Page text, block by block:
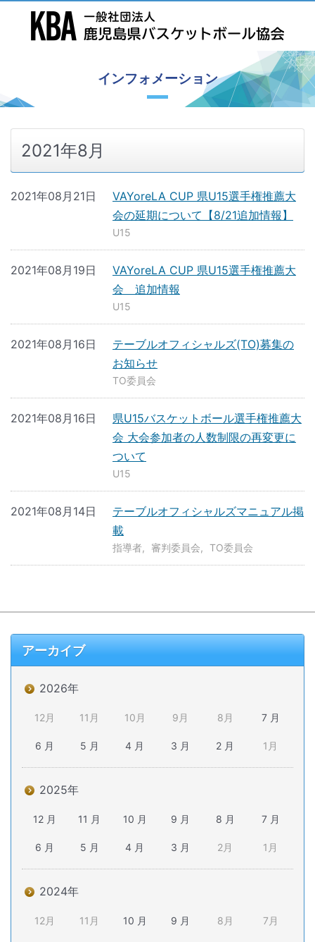
インフォメーション
2021年8月
VAYoreLA CUP 県U15選手権推薦大
会の延期について【8/21追加情報】
2021年08月21日
U15
VAYoreLA CUP 県U15選手権推薦大
会 追加情報
2021年08月19日
U15
テーブルオフィシャルズ(TO)募集の
お知らせ
2021年08月16日
TO委員会
県U15バスケットボール選手権推薦大
会 大会参加者の人数制限の再変更に
ついて
2021年08月16日
U15
テーブルオフィシャルズマニュアル掲
載
2021年08月14日
指導者 審判委員会 TO委員会
アーカイブ
2026年
12月 11月 10月 9月 8月 7 月
6 月 5 月 4 月 3 月 2 月 1月
2025年
12 月 11 月 10 月 9 月 8 月 7 月
6 月 5 月 4 月 3 月 2月 1月
2024年
12月 11月 10 月 9 月 8月 7月